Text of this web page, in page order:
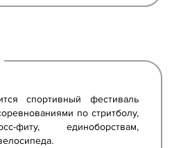
спортивный фестиваль
по стритболу,
фиту, единоборствам,